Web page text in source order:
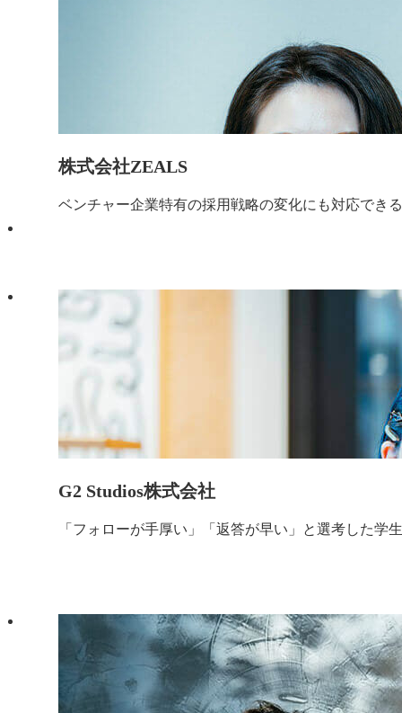
株式会社ZEALS
ベンチャー企業特有の採用戦略の変化にも対応でき
G2 Studios株式会社
「フォローが手厚い」「返答が早い」と選考した学